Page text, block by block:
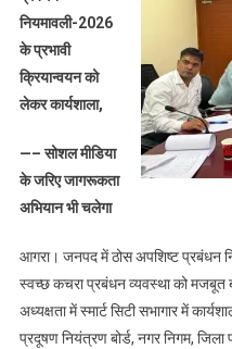
नियमावली-2026
के प्रभावी
क्रियान्वयन को
लेकर कार्यशाला,
—– सोशल मीडिया
के जरिए जागरूकता
अभियान भी चलेगा
आगरा। जनपद में ठोस अपशिष्ट प्रबंधन
स्वच्छ कचरा प्रबंधन व्यवस्था को मजबूत
अध्यक्षता में स्मार्ट सिटी सभागार में
प्रदूषण नियंत्रण बोर्ड, नगर निगम,